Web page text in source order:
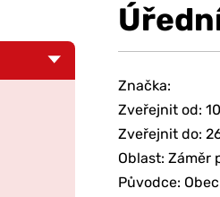
Značka:
Zveřejnit od:
Zveřejnit do:
Oblast: Záměr
Původce: